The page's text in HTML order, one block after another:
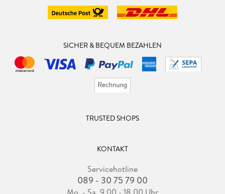
SICHER & BEQUEM BEZAHLEN
TRUSTED SHOPS
KONTAKT
Servicehotline
089 - 30 75 79 00